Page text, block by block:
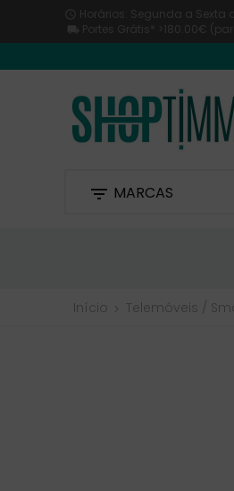
 Horários: Segunda a Sexta
 Portes Grátis* >180.00€
 MARCAS
Início Telemóveis /